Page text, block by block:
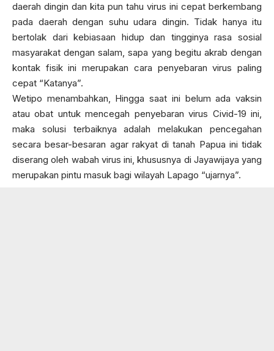
daerah dingin dan kita pun tahu virus ini cepat berkembang
pada daerah dengan suhu udara dingin. Tidak hanya itu
bertolak dari kebiasaan hidup dan tingginya rasa sosial
masyarakat dengan salam, sapa yang begitu akrab dengan
kontak fisik ini merupakan cara penyebaran virus paling
cepat “Katanya”.
Wetipo menambahkan, Hingga saat ini belum ada vaksin
atau obat untuk mencegah penyebaran virus Civid-19 ini,
maka solusi terbaiknya adalah melakukan pencegahan
secara besar-besaran agar rakyat di tanah Papua ini tidak
diserang oleh wabah virus ini, khususnya di Jayawijaya yang
merupakan pintu masuk bagi wilayah Lapago “ujarnya”.